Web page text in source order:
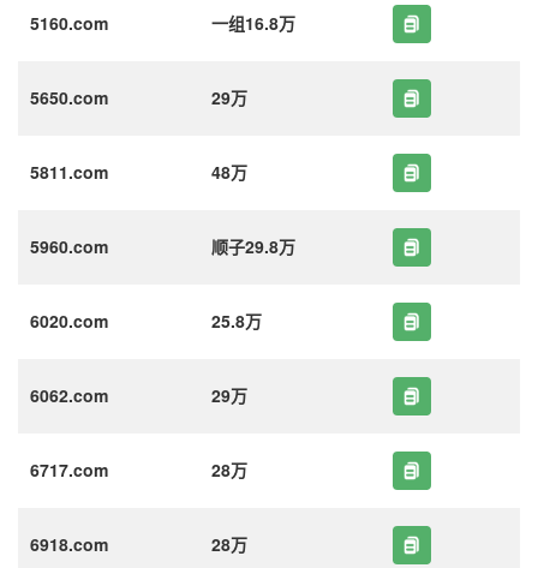
5160.com 一组16.8万
5650.com 29万
5811.com 48万
5960.com 顺子29.8万
6020.com 25.8万
6062.com 29万
6717.com 28万
6918.com 28万